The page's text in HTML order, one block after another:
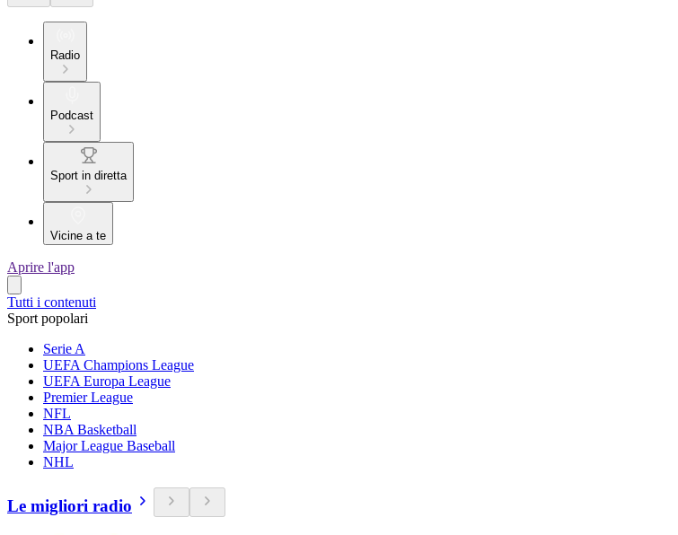
Radio
Podcast
Sport in diretta
Vicine a te
Aprire l'app
Tutti i contenuti
Sport popolari
Serie A
UEFA Champions League
UEFA Europa League
Premier League
NFL
NBA Basketball
Major League Baseball
NHL
Le migliori radio